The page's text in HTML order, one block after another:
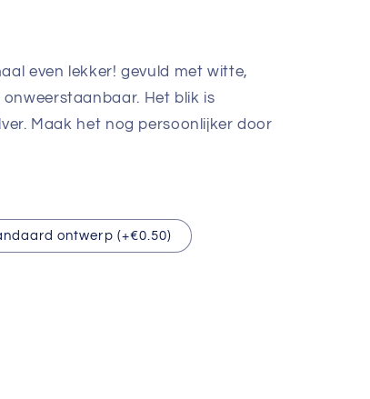
even lekker! gevuld met witte,
Het blik is
Maak het nog persoonlijker door
ontwerp (+€0.50)